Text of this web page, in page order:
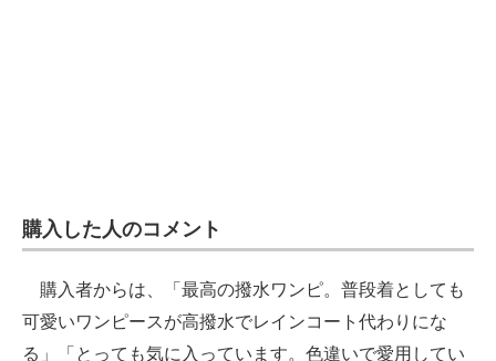
購入した人のコメント
購入者からは、「最高の撥水ワンピ。普段着としても
可愛いワンピースが高撥水でレインコート代わりにな
る」「とっても気に入っています。色違いで愛用してい